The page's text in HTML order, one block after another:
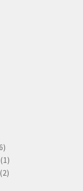
6
produktů
1 1
produkt
22